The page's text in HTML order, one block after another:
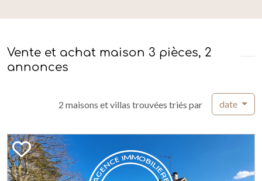
Vente et achat maison 3 pièces, 2
annonces
2 maisons et villas trouvées triés par date